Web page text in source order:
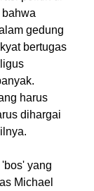
gedung
bertugas
harus
dihargai
yang
Michael